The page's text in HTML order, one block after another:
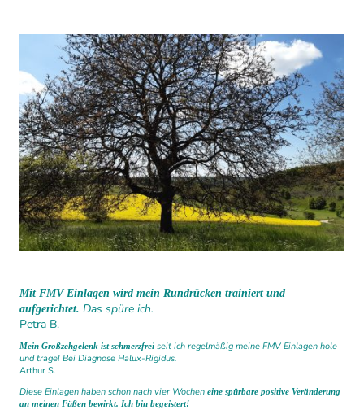
Mit FMV Einlagen wird mein Rundrücken trainiert und
aufgerichtet. Das spüre ich.
Petra B.
Mein Großzehgelenk ist schmerzfrei seit ich regelmäßig meine FMV Einlagen hole
und trage! Bei Diagnose Halux-Rigidus.
Arthur S.
Diese Einlagen haben schon nach vier Wochen eine spürbare positive Veränderung
an meinen Füßen bewirkt. Ich bin begeistert!